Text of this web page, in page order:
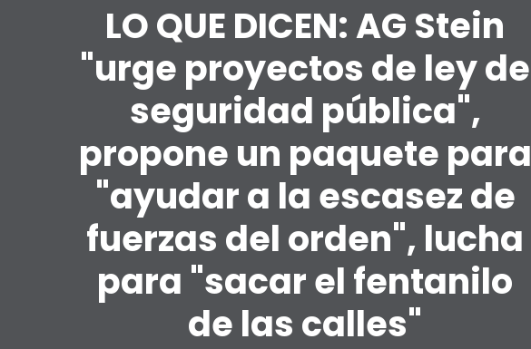
LO QUE DICEN: AG Stein
"urge proyectos de ley de
seguridad pública",
propone un paquete para
"ayudar a la escasez de
fuerzas del orden", lucha
para "sacar el fentanilo
de las calles"